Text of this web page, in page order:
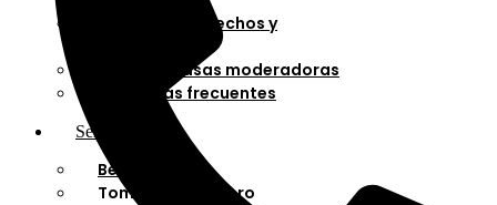
Cartilla de derechos y
Cuotas y tasas moderadoras
Preguntas frecuentes
Servicios
Bella Unión
Tomás Gomensoro